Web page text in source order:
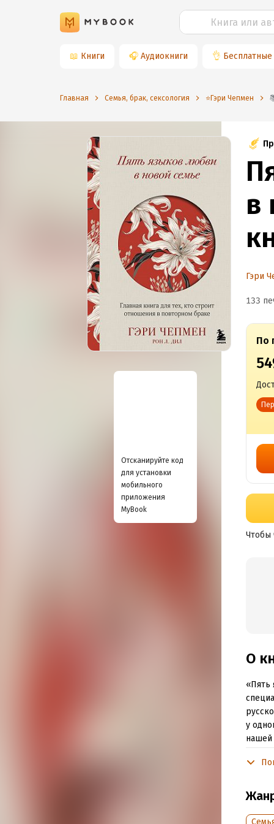
📖 Книги 🎧 Аудиокниги 👌 Бесплатные
Главная Семья, брак, сексология ⭐️Гэри Чепмен
Отсканируйте код
для установки
мобильного
приложения
MyBook
в
Гэри
133
По
Чтобы
О
«Пять
у
нашей
Перед